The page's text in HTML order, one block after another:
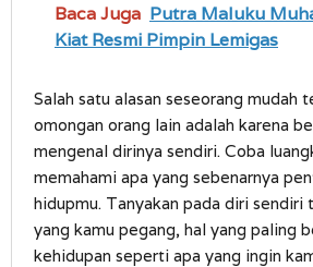
Baca Juga Putra Maluku
Kiat Resmi Pimpin Lemigas
Salah satu alasan seseorang mudah
omongan orang lain adalah karena
mengenal dirinya sendiri. Coba
memahami apa yang sebenarnya
hidupmu. Tanyakan pada diri sendiri
yang kamu pegang, hal yang paling
kehidupan seperti apa yang ingin